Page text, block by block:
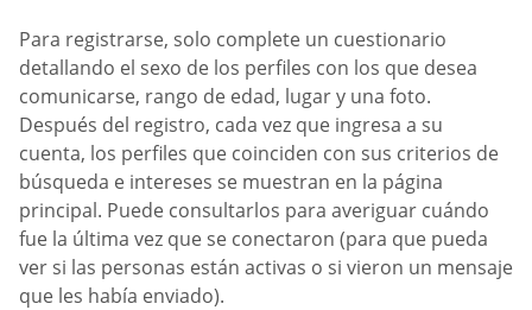
Para registrarse, solo complete un cuestionario
detallando el sexo de los perfiles con los que desea
comunicarse, rango de edad, lugar y una foto.
Después del registro, cada vez que ingresa a su
cuenta, los perfiles que coinciden con sus criterios de
búsqueda e intereses se muestran en la página
principal. Puede consultarlos para averiguar cuándo
fue la última vez que se conectaron (para que pueda
ver si las personas están activas o si vieron un mensaje
que les había enviado).